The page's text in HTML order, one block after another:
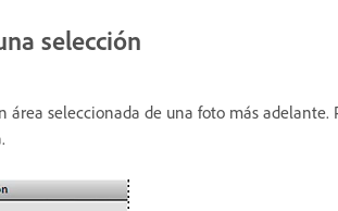
selección
seleccionada de una foto más adelante.